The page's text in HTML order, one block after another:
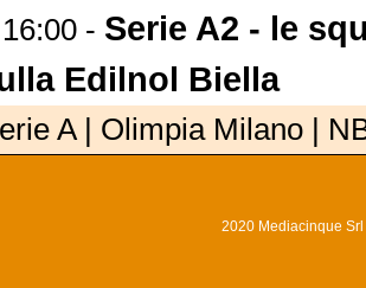
- Serie A2 - le
Edilnol Biella
A | Olimpia Milano |
2020 Mediacinque Srl